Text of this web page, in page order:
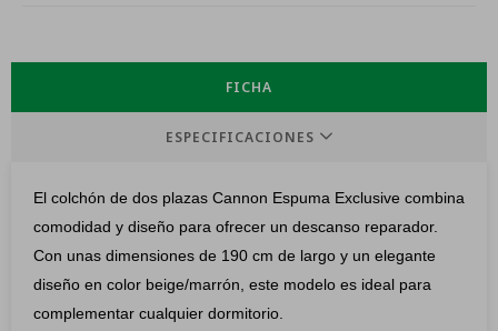
FICHA
ESPECIFICACIONES
El colchón de dos plazas Cannon Espuma Exclusive combina
comodidad y diseño para ofrecer un descanso reparador.
Con unas dimensiones de 190 cm de largo y un elegante
diseño en color beige/marrón, este modelo es ideal para
complementar cualquier dormitorio.